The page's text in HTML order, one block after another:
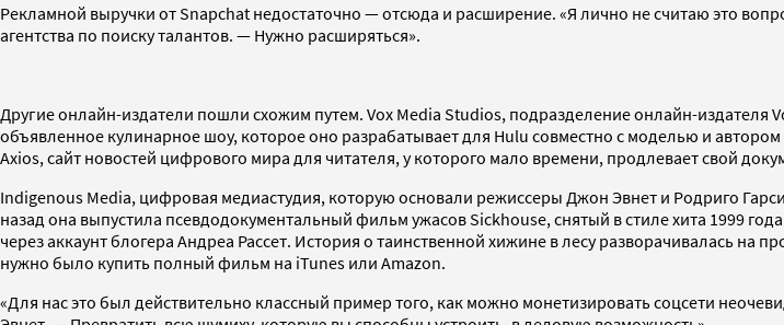
Рекламной выручки от Snapchat недостаточно — отсюда и расширение. «Я лично не считаю это
агентства по поиску талантов. — Нужно расширяться».
Другие онлайн-издатели пошли схожим путем. Vox Media Studios, подразделение онлайн-издателя
объявленное кулинарное шоу, которое оно разрабатывает для Hulu совместно с моделью и
Axios, сайт новостей цифрового мира для читателя, у которого мало времени, продлевает свой
Indigenous Media, цифровая медиастудия, которую основали режиссеры Джон Эвнет и Родриго
назад она выпустила псевдодокументальный фильм ужасов Sickhouse, снятый в стиле хита 1999
через аккаунт блогера Андреа Рассет. История о таинственной хижине в лесу разворачивалась
нужно было купить полный фильм на iTunes или Amazon.
«Для нас это был действительно классный пример того, как можно монетизировать соцсети